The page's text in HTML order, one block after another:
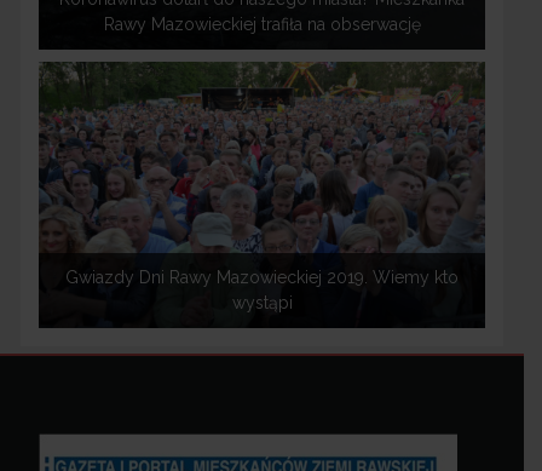
Rawy Mazowieckiej trafiła na obserwację
Gwiazdy Dni Rawy Mazowieckiej 2019. Wiemy kto
wystąpi